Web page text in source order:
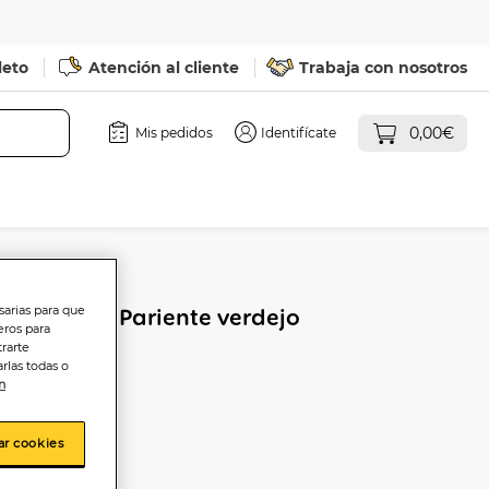
Atención al cliente Trabaja con nosotros
Mis pedidos Identifícate 0,00€
José Pariente verdejo
para que
para
todas o
cookies